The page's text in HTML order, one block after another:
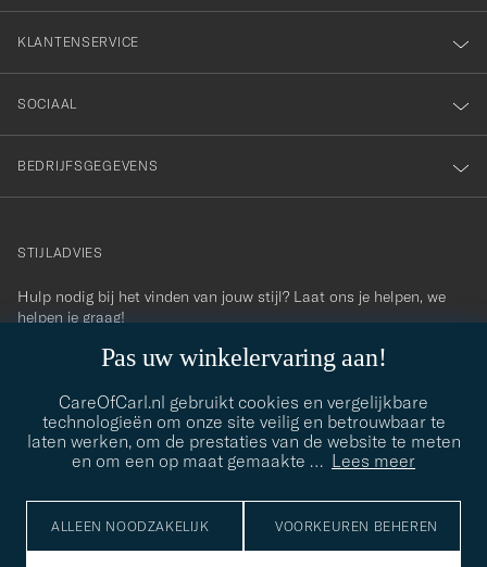
Pas uw winkelervaring aan!
CareOfCarl.nl gebruikt cookies en vergelijkbare
technologieën om onze site veilig en betrouwbaar te
laten werken, om de prestaties van de website te meten
en om een op maat gemaakte … Lees meer
ALLEEN NOODZAKELIJK VOORKEUREN BEHEREN
KLANTENSERVICE
SOCIAAL
BEDRIJFSGEGEVENS
contact@careofcarl.com
STIJLADVIES
Hulp nodig bij het vinden van jouw stijl? Laat ons je helpen, we
helpen je graag!
STIJLADVIES
© Care of Carl 2026